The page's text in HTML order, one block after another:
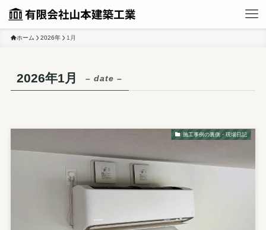
ホーム 2026年 1月
2026年1月 – date –
施工事例の裏側・現場日記